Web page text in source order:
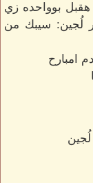
هقبل بوواحده زي
لُجين: سيبك من
امبارح